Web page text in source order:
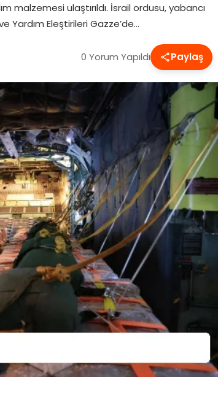
malzemesi ulaştırıldı. İsrail ordusu, yabancı
Yardım Eleştirileri Gazze’de…
0 Yorum Yapıldı Paylaş